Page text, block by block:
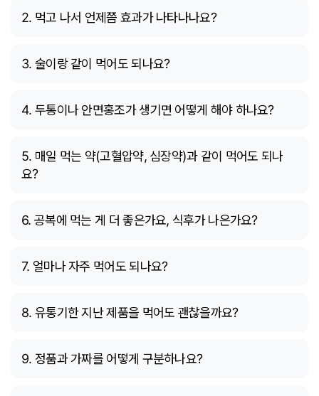
2. 먹고 나서 언제쯤 효과가 나타나나요?
3. 술이랑 같이 먹어도 되나요?
4. 두통이나 안면홍조가 생기면 어떻게 해야 하나요?
5. 매일 먹는 약(고혈압약, 심장약)과 같이 먹어도 되나
요?
6. 공복에 먹는 게 더 좋은가요, 식후가 나은가요?
7. 얼마나 자주 먹어도 되나요?
8. 유통기한 지난 제품을 먹어도 괜찮을까요?
9. 정품과 가짜를 어떻게 구분하나요?